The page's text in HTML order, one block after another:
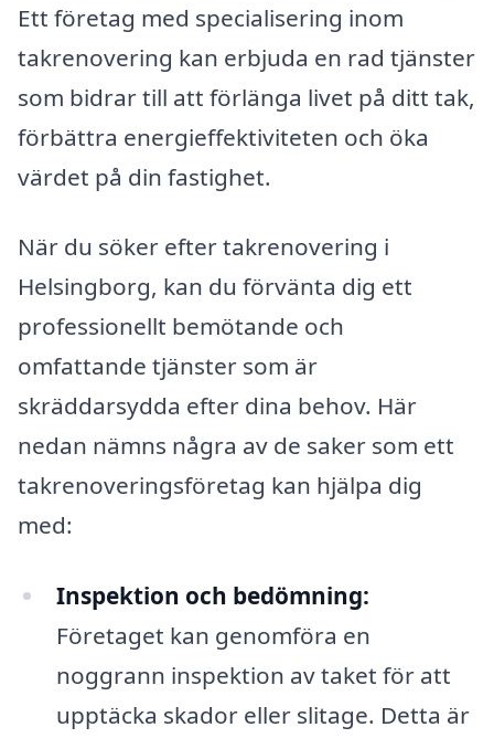
Ett företag med specialisering inom
takrenovering kan erbjuda en rad tjänster
som bidrar till att förlänga livet på ditt tak,
förbättra energieffektiviteten och öka
värdet på din fastighet.
När du söker efter takrenovering i
Helsingborg, kan du förvänta dig ett
professionellt bemötande och
omfattande tjänster som är
skräddarsydda efter dina behov. Här
nedan nämns några av de saker som ett
takrenoveringsföretag kan hjälpa dig
med:
Inspektion och bedömning:
Företaget kan genomföra en
noggrann inspektion av taket för att
upptäcka skador eller slitage. Detta är